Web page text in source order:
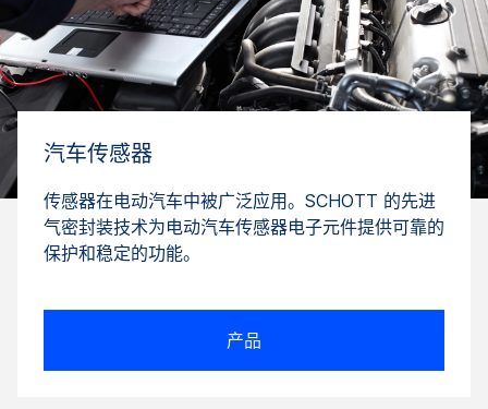
汽车传感器
传感器在电动汽车中被广泛应用。SCHOTT 的先进
气密封装技术为电动汽车传感器电子元件提供可靠的
保护和稳定的功能。
产品